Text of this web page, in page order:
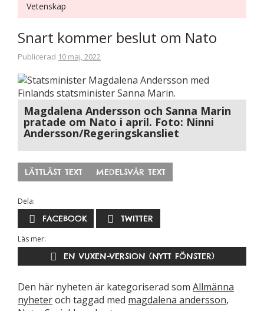
Vetenskap
Snart kommer beslut om Nato
Publicerad 10 maj, 2022
Magdalena Andersson och Sanna Marin
pratade om Nato i april. Foto: Ninni
Andersson/Regeringskansliet
LÄTTLÄST TEXT MEDELSVÅR TEXT
Dela:
FACEBOOK TWITTER
Läs mer:
EN VUXEN-VERSION (NYTT FÖNSTER)
Den här nyheten är kategoriserad som Allmänna
nyheteroch taggad med magdalena andersson,
Dessa kakor
välja bort. De
behövs för
att hemsidan
över huvud
taget ska
fungera.
Statistik
För att vi ska
kunna
förbättra
hemsidans
funktionalitet
och
uppbyggnad,
hur hemsidan
används.